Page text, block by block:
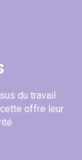
du travail
offre leur